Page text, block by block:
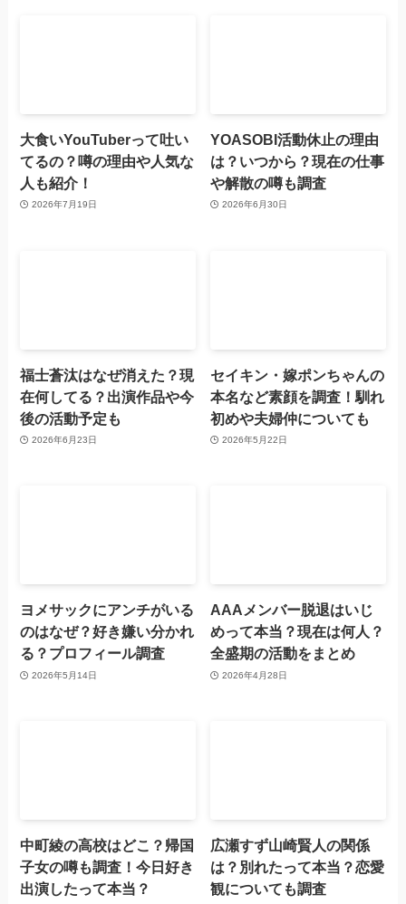
大食いYouTuberって吐い
てるの？噂の理由や人気な
人も紹介！
2026年7月19日
YOASOBI活動休止の理由
は？いつから？現在の仕事
や解散の噂も調査
2026年6月30日
福士蒼汰はなぜ消えた？現
在何してる？出演作品や今
後の活動予定も
2026年6月23日
セイキン・嫁ポンちゃんの
本名など素顔を調査！馴れ
初めや夫婦仲についても
2026年5月22日
ヨメサックにアンチがいる
のはなぜ？好き嫌い分かれ
る？プロフィール調査
2026年5月14日
AAAメンバー脱退はいじ
めって本当？現在は何人？
全盛期の活動をまとめ
2026年4月28日
中町綾の高校はどこ？帰国
子女の噂も調査！今日好き
出演したって本当？
広瀬すず山崎賢人の関係
は？別れたって本当？恋愛
観についても調査